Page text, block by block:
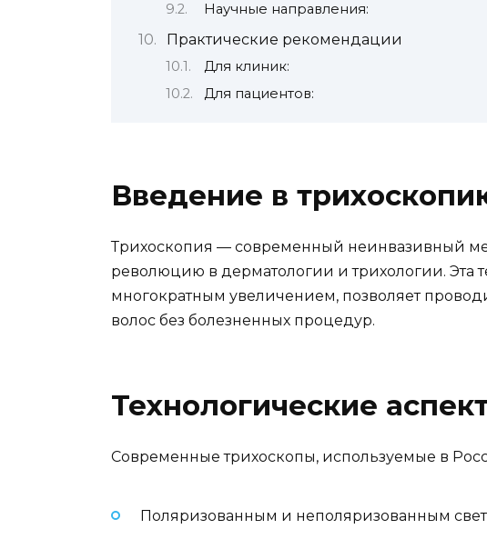
Научные направления:
Практические рекомендации
Для клиник:
Для пациентов:
Введение в
Трихоскопия — современный неинвазивный
революцию в дерматологии и трихологии. Эта
многократным увеличением, позволяет
волос без болезненных процедур.
Технологические
Современные трихоскопы, используемые в
Поляризованным и неполяризованным